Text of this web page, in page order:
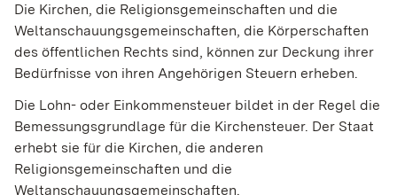
Die Kirchen, die Religionsgemeinschaften und die
Weltanschauungsgemeinschaften, die Körperschaften
des öffentlichen Rechts sind, können zur Deckung ihrer
Bedürfnisse von ihren Angehörigen Steuern erheben.
Die Lohn- oder Einkommensteuer bildet in der Regel die
Bemessungsgrundlage für die Kirchensteuer. Der Staat
erhebt sie für die Kirchen, die anderen
Religionsgemeinschaften und die
Weltanschauungsgemeinschaften.